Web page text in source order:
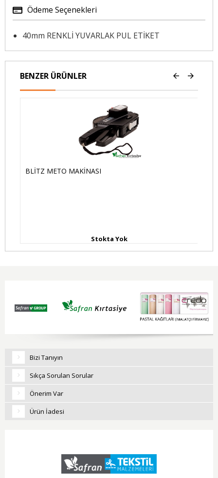
Ödeme Seçenekleri
40mm RENKLİ YUVARLAK PUL ETİKET
BENZER ÜRÜNLER
BLİTZ METO MAKİNASI
Stokta Yok
Bizi Tanıyın
Sıkça Sorulan Sorular
Önerim Var
Ürün İadesi